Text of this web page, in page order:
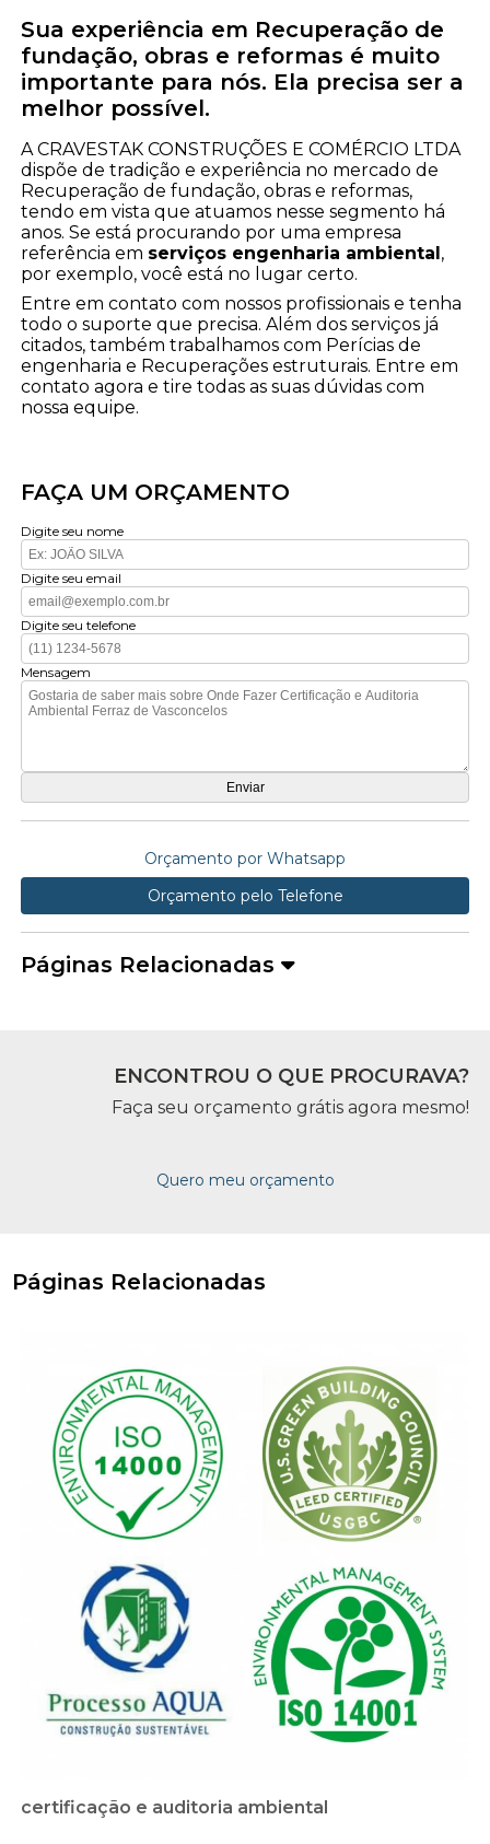
Sua experiência em Recuperação de
fundação, obras e reformas é muito
importante para nós. Ela precisa ser a
melhor possível.
A CRAVESTAK CONSTRUÇÕES E COMÉRCIO LTDA
dispõe de tradição e experiência no mercado de
Recuperação de fundação, obras e reformas,
tendo em vista que atuamos nesse segmento há
anos. Se está procurando por uma empresa
referência em serviços engenharia ambiental,
por exemplo, você está no lugar certo.
Entre em contato com nossos profissionais e tenha
todo o suporte que precisa. Além dos serviços já
citados, também trabalhamos com Perícias de
engenharia e Recuperações estruturais. Entre em
contato agora e tire todas as suas dúvidas com
nossa equipe.
FAÇA UM ORÇAMENTO
Digite seu nome
Digite seu email
Digite seu telefone
Mensagem
Orçamento por Whatsapp
Orçamento pelo Telefone
Páginas Relacionadas
ENCONTROU O QUE PROCURAVA?
Faça seu orçamento grátis agora mesmo!
Quero meu orçamento
Páginas Relacionadas
certificação e auditoria ambiental